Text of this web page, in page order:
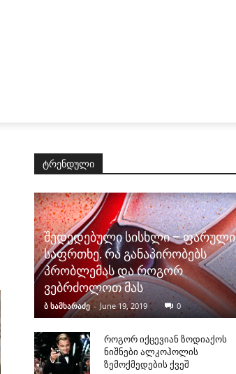
ტრენდული
შედედებული სისხლი – ფარული
საფრთხე. რა განაპირობებს
პრობლემას და როგორ
ვებრძოლოთ მას
ბ სამხარაძე - June 19, 2019 0
როგორ იქცევიან ზოდიაქოს
ნიშნები ალკოჰოლის
ზემოქმედების ქვეშ